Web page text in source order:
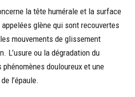
la tête humérale et la surface
glène qui sont recouvertes
mouvements de glissement
L’usure ou la dégradation du
douloureux et une
l’épaule.